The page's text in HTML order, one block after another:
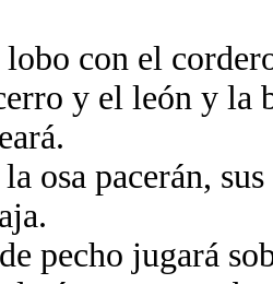
con el
y el león y la
osa pacerán,
pecho jugará